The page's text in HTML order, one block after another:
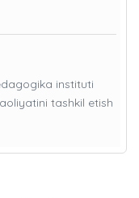
instituti
tashkil etish